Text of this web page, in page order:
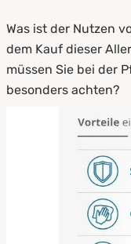
Was ist der Nutzen
dem Kauf dieser
müssen Sie bei der
besonders achten?